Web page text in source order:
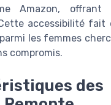
Amazon, offrant
accessibilité fait
les femmes
compromis.
des